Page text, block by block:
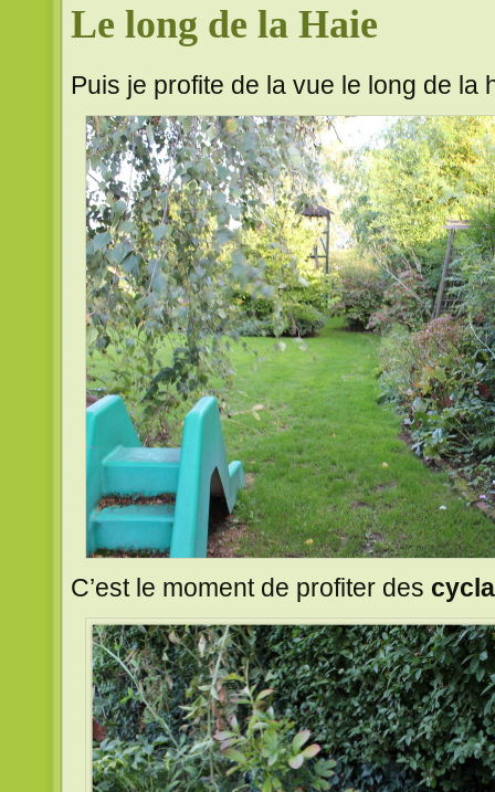
Le long de la Haie
Puis je profite de la vue le long de la
C’est le moment de profiter des